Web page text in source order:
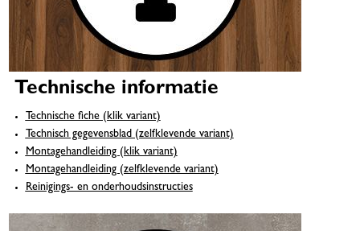
Technische informatie
Technische fiche (klik variant)
Technisch gegevensblad (zelfklevende variant)
Montagehandleiding (klik variant)
Montagehandleiding (zelfklevende variant)
Reinigings- en onderhoudsinstructies